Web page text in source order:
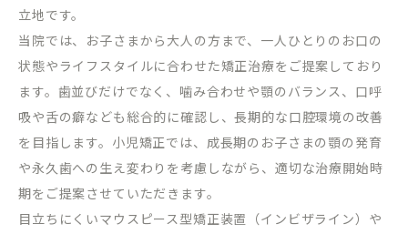
立地です。
当院では、お子さまから大人の方まで、一人ひとりのお口の
状態やライフスタイルに合わせた矯正治療をご提案しており
ます。歯並びだけでなく、噛み合わせや顎のバランス、口呼
吸や舌の癖なども総合的に確認し、長期的な口腔環境の改善
を目指します。小児矯正では、成長期のお子さまの顎の発育
や永久歯への生え変わりを考慮しながら、適切な治療開始時
期をご提案させていただきます。
目立ちにくいマウスピース型矯正装置（インビザライン）や